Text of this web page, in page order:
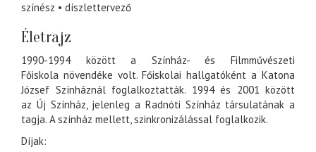
színész díszlettervező
Életrajz
1990-1994 között a Színház- és Filmművészeti
Főiskola növendéke volt. Főiskolai hallgatóként a Katona
József Színháznál foglalkoztatták. 1994 és 2001 között
az Új Színház, jelenleg a Radnóti Színház társulatának a
tagja. A színház mellett, szinkronizálással foglalkozik.
Díjak: